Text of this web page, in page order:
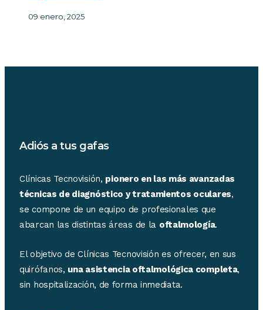
09 enero, 2025
Adiós a tus gafas
Clínicas Tecnovisión, pionero en las más avanzadas
técnicas de diagnóstico y tratamientos oculares,
se compone de un equipo de profesionales que
abarcan las distintas áreas de la oftalmología.
El objetivo de Clínicas Tecnovisión es ofrecer, en sus
quirófanos, una asistencia oftalmológica completa,
sin hospitalización, de forma inmediata.